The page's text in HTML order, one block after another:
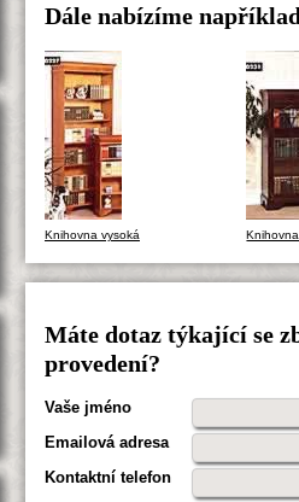
Dále nabízíme
Knihovna vysoká
Máte dotaz týkající se
provedení?
Vaše jméno
Emailová adresa
Kontaktní telefon